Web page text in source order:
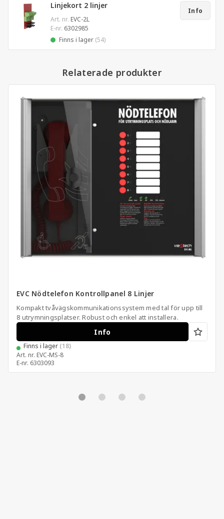
Linjekort 2 linjer
Art. nr. EVC-2L
E-nr. 6302985
Finns i lager (54)
Info
Relaterade produkter
EVC Nödtelefon Kontrollpanel 8 Linjer
Kompakt tvåvägskommunikationssystem med tal för upp till
8 utrymningsplatser. Robust och enkel att installera.
Info
Finns i lager (18)
Art. nr. EVC-MS-8
E-nr. 6303093